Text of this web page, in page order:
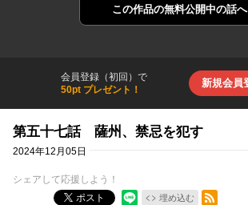
この作品の無料公開中の話へ
会員登録（初回）で
50pt プレゼント！
新規会員
第五十七話 薩州、禁忌を犯す
2024年12月05日
シェアして応援しよう！
ポスト
埋め込む
RSSフィード